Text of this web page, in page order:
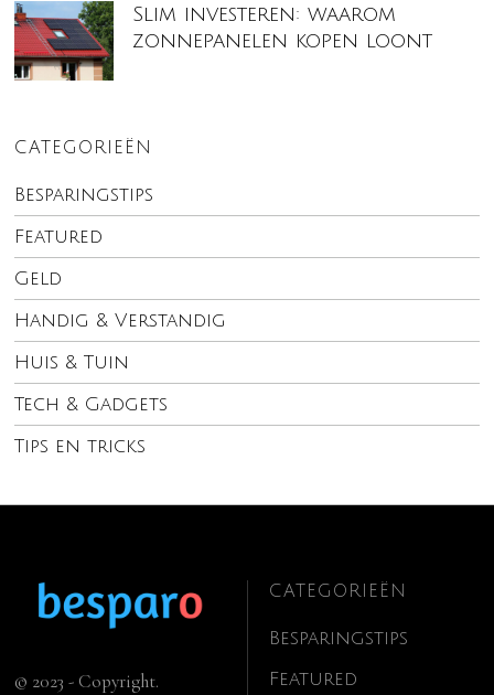
Slim investeren: waarom
zonnepanelen kopen loont
CATEGORIEËN
Besparingstips
Featured
Geld
Handig & Verstandig
Huis & Tuin
Tech & Gadgets
Tips en tricks
© 2023 - Copyright.
CATEGORIEËN
Besparingstips
Featured